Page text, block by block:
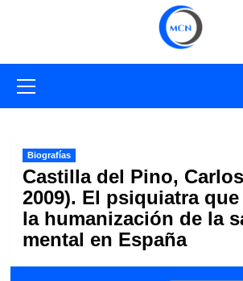
primario
Biografías
Castilla del Pino,
2009). El psiquiatra
la humanización de la
mental en España